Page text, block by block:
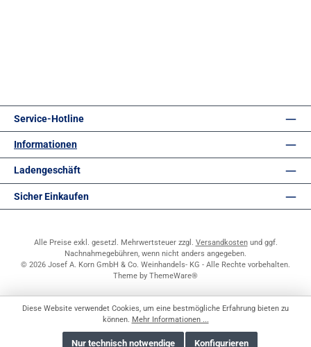
Service-Hotline
Informationen
Ladengeschäft
Sicher Einkaufen
Alle Preise exkl. gesetzl. Mehrwertsteuer zzgl. Versandkostenund ggf.
Nachnahmegebühren, wenn nicht anders angegeben.
© 2026 Josef A. Korn GmbH & Co. Weinhandels- KG - Alle Rechte vorbehalten.
Theme by ThemeWare®
Diese Website verwendet Cookies, um eine bestmögliche Erfahrung bieten zu
können. Mehr Informationen ...
Nur technisch notwendige Konfigurieren